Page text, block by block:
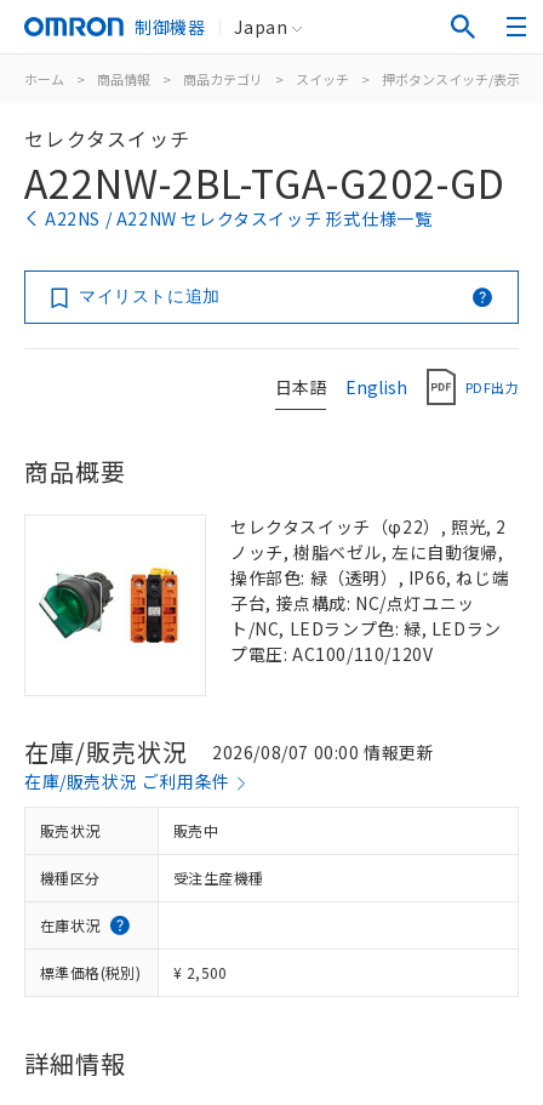
制御機器 Japan
ホーム > 商品情報 > 商品カテゴリ > スイッチ > 押ボタンスイッチ/表示灯
セレクタスイッチ
A22NW-2BL-TGA-G202-GD
A22NS / A22NW セレクタスイッチ 形式仕様一覧
マイリストに追加
日本語 English PDF出力
商品概要
セレクタスイッチ（φ22）, 照光, 2
ノッチ, 樹脂ベゼル, 左に自動復帰,
操作部色: 緑（透明）, IP66, ねじ端
子台, 接点構成: NC/点灯ユニッ
ト/NC, LEDランプ色: 緑, LEDラン
プ電圧: AC100/110/120V
在庫/販売状況
2026/08/07 00:00 情報更新
在庫/販売状況 ご利用条件
販売状況 販売中
機種区分 受注生産機種
在庫状況
標準価格(税別) ¥ 2,500
詳細情報